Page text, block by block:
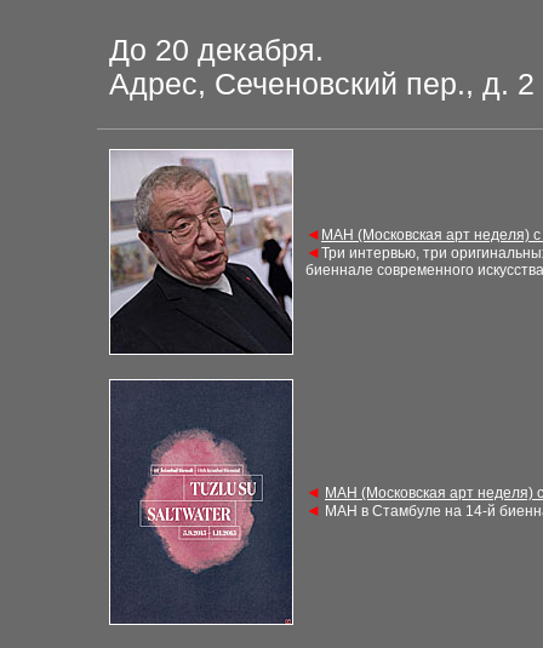
До 20 декабря.
Адрес, Сеченовский пер., д. 2
◄ МАН (Московская арт неделя)
◄Три интервью, три
биеннале современного
◄ МАН (Московская арт неделя)
◄ МАН в Стамбуле на 14-й